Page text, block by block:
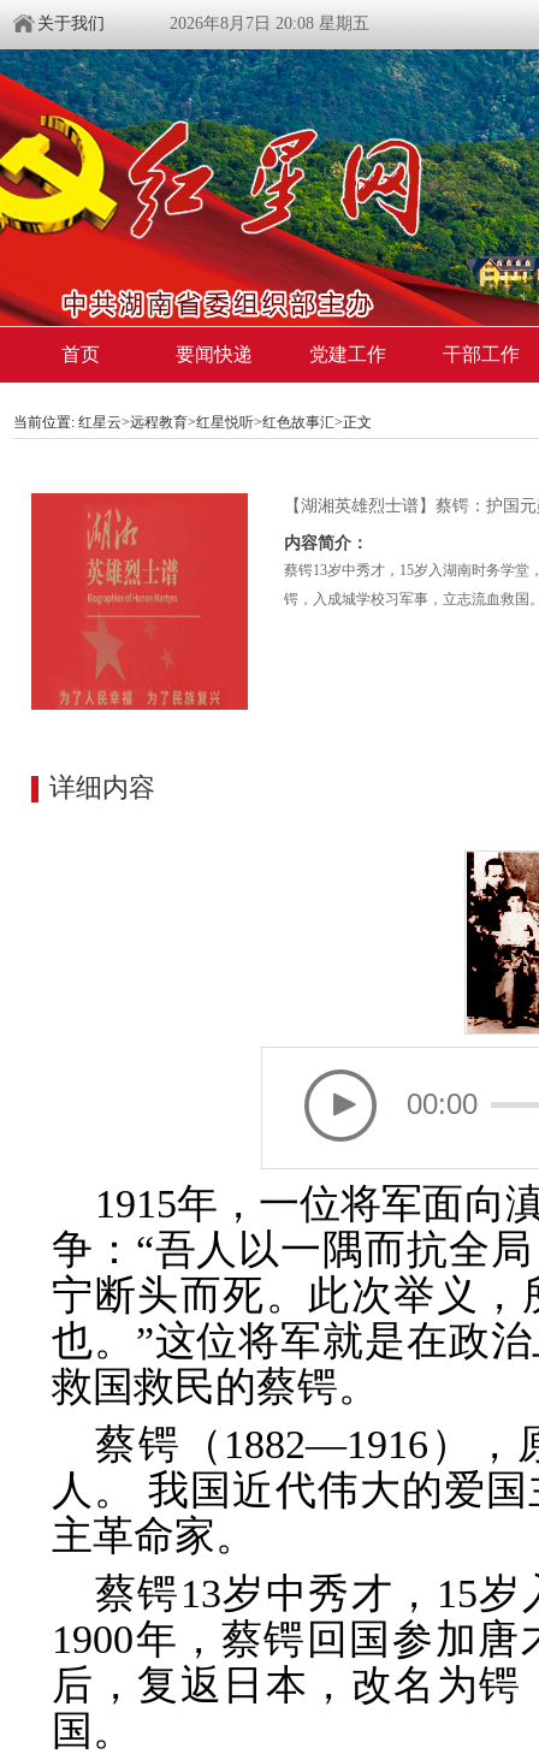
关于我们 2026年8月7日 20:08 星期五
首页 要闻快递 党建工作 干部工作
当前位置: 红星云>远程教育>红星悦听>红色故事汇>正文
【湖湘英雄烈士谱】蔡锷：护国
内容简介：
蔡锷13岁中秀才，15岁入湖南时务学堂
锷，入成城学校习军事，立志流血救国
详细内容
00:00
1915年，一位将军面向
争：“吾人以一隅而抗全
宁断头而死。此次举义
也。”这位将军就是在政
救国救民的蔡锷。
蔡锷（1882—1916）
人。 我国近代伟大的爱
主革命家。
蔡锷13岁中秀才，15
1900年，蔡锷回国参加
后，复返日本，改名为
国。